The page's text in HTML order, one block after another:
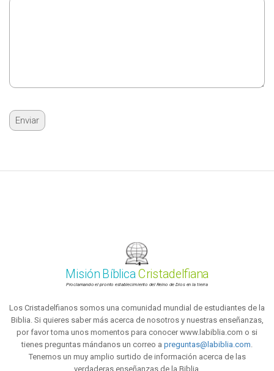
Misión BíblicaCristadelfiana
Proclamando el pronto establecimiento del Reino de Dios en la tierra
Los Cristadelfianos somos una comunidad mundial de estudiantes de la
Biblia. Si quieres saber más acerca de nosotros y nuestras enseñanzas,
por favor toma unos momentos para conocer www.labiblia.com o si
tienes preguntas mándanos un correo a preguntas@labiblia.com
Tenemos un muy amplio surtido de información acerca de las
verdaderas enseñanzas de la Biblia.